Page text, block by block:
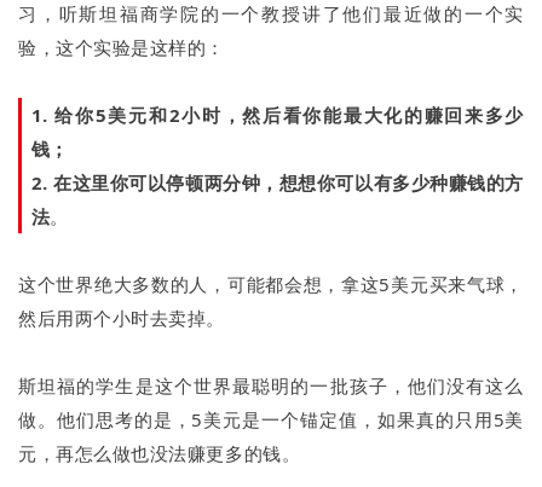
习，听斯坦福商学院的一个教授讲了他们最近做的一个实
验，这个实验是这样的：
1. 给你5美元和2小时，然后看你能最大化的赚回来多少
钱；
2. 在这里你可以停顿两分钟，想想你可以有多少种赚钱的方
法。
这个世界绝大多数的人，可能都会想，拿这5美元买来气球，
然后用两个小时去卖掉。
斯坦福的学生是这个世界最聪明的一批孩子，他们没有这么
做。他们思考的是，5美元是一个锚定值，如果真的只用5美
元，再怎么做也没法赚更多的钱。